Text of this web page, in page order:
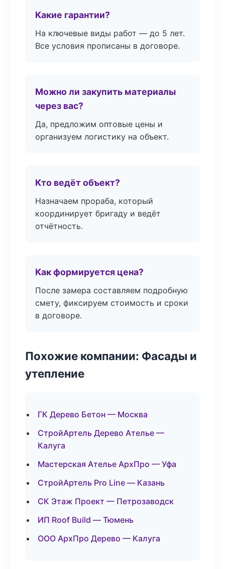
Какие гарантии?
На ключевые виды работ — до 5 лет.
Все условия прописаны в договоре.
Можно ли закупить материалы
через вас?
Да, предложим оптовые цены и
организуем логистику на объект.
Кто ведёт объект?
Назначаем прораба, который
координирует бригаду и ведёт
отчётность.
Как формируется цена?
После замера составляем подробную
смету, фиксируем стоимость и сроки
в договоре.
Похожие компании: Фасады и
утепление
ГК Дерево Бетон — Москва
СтройАртель Дерево Ателье —
Калуга
Мастерская Ателье АрхПро — Уфа
СтройАртель Pro Line — Казань
СК Этаж Проект — Петрозаводск
ИП Roof Build — Тюмень
ООО АрхПро Дерево — Калуга